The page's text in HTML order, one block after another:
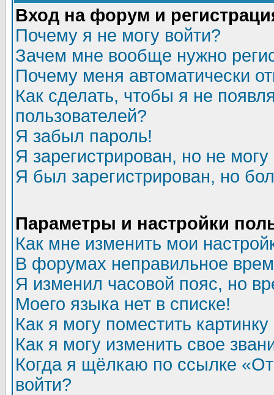
Вход на форум и
Почему я не могу войти?
Зачем мне вообще нужно
Почему меня автоматически
Как сделать, чтобы я не
пользователей?
Я забыл пароль!
Я зарегистрирован, но не могу
Я был зарегистрирован, но
Параметры и настройки
Как мне изменить мои
В форумах неправильное
Я изменил часовой пояс, но
Моего языка нет в списке!
Как я могу поместить
Как я могу изменить свое
Когда я щёлкаю по ссылке
войти?